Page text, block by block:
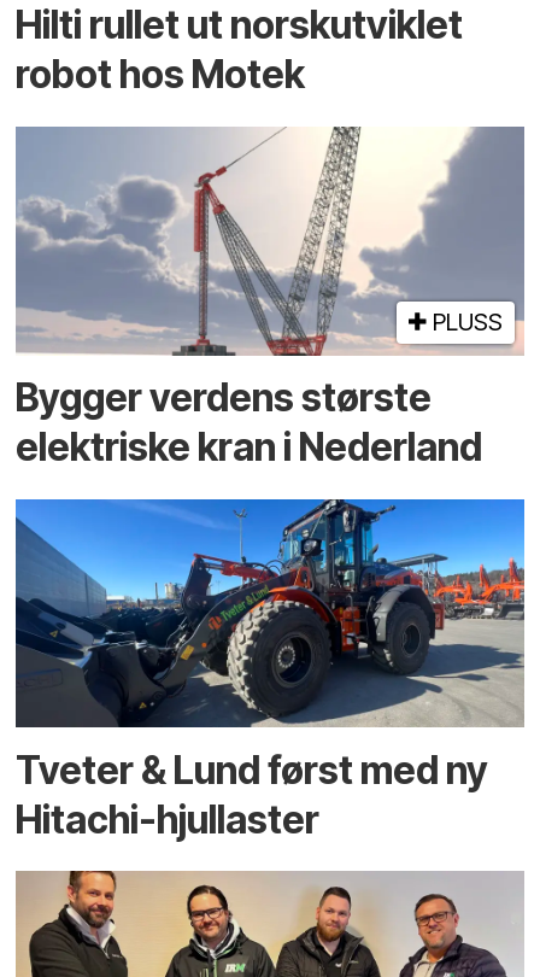
Hilti rullet ut norskutviklet
robot hos Motek
PLUSS
Bygger verdens største
elektriske kran i Nederland
Tveter & Lund først med ny
Hitachi-hjullaster